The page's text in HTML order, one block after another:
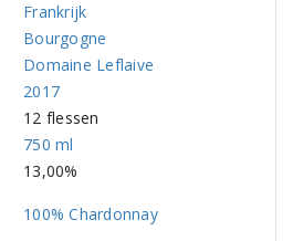
Frankrijk
Bourgogne
Domaine Leflaive
2017
12 flessen
750 ml
13,00%
100% Chardonnay